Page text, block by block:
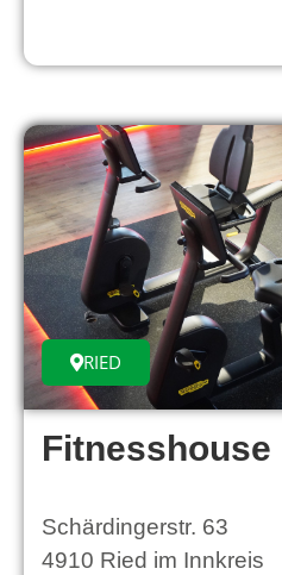
RIED
Fitnesshouse
Schärdingerstr. 63
4910 Ried im Innkreis